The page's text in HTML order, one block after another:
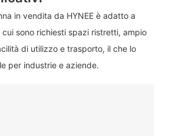
in vendita da HYNEE è adatto a
sono richiesti spazi ristretti, ampio
di utilizzo e trasporto, il che lo
per industrie e aziende.